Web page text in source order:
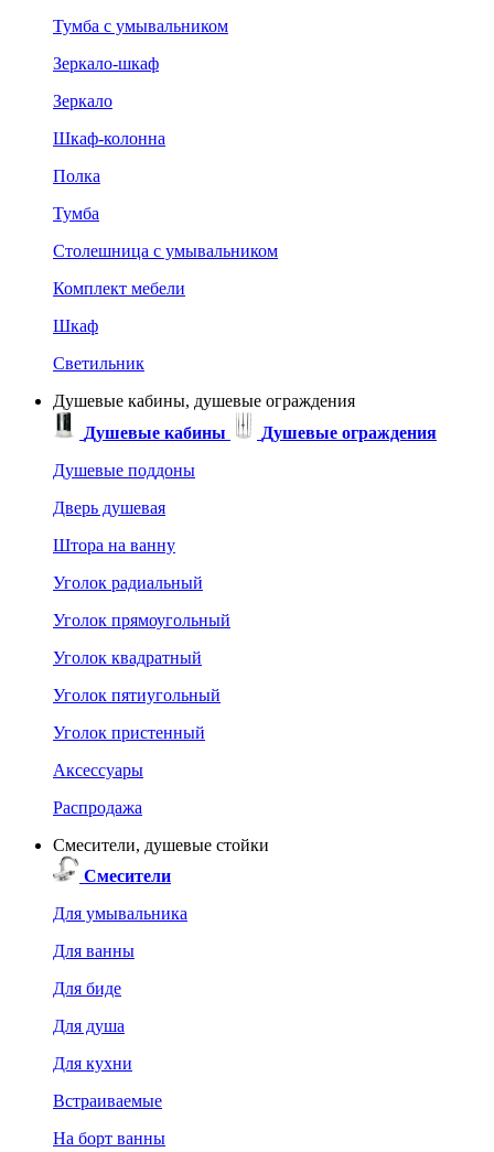
Тумба с умывальником
Зеркало-шкаф
Зеркало
Шкаф-колонна
Полка
Тумба
Столешница с умывальником
Комплект мебели
Шкаф
Светильник
Душевые кабины, душевые ограждения
Душевые кабины
Душевые ограждения
Душевые поддоны
Дверь душевая
Штора на ванну
Уголок радиальный
Уголок прямоугольный
Уголок квадратный
Уголок пятиугольный
Уголок пристенный
Аксессуары
Распродажа
Смесители, душевые стойки
Смесители
Для умывальника
Для ванны
Для биде
Для душа
Для кухни
Встраиваемые
На борт ванны